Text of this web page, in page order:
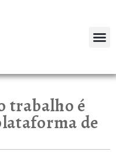
trabalho é
de